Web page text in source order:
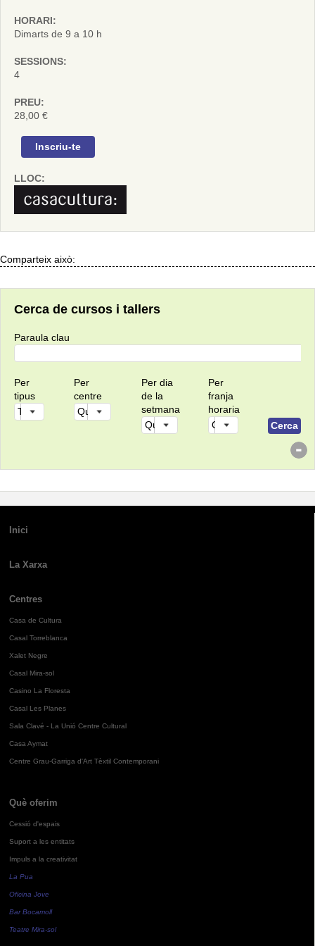
HORARI:
Dimarts de 9 a 10 h
SESSIONS:
4
PREU:
28,00 €
Inscriu-te
LLOC:
Comparteix això:
Cerca de cursos i tallers
Paraula clau
Per
tipus
Per
centre
Per dia
de la
setmana
Per
franja
horaria
Inici
La Xarxa
Centres
Casa de Cultura
Casal Torreblanca
Xalet Negre
Casal Mira-sol
Casino La Floresta
Casal Les Planes
Sala Clavé - La Unió Centre Cultural
Casa Aymat
Centre Grau-Garriga d'Art Tèxtil Contemporani
Què oferim
Cessió d'espais
Suport a les entitats
Impuls a la creativitat
La Pua
Oficina Jove
Bar Bocamoll
Teatre Mira-sol